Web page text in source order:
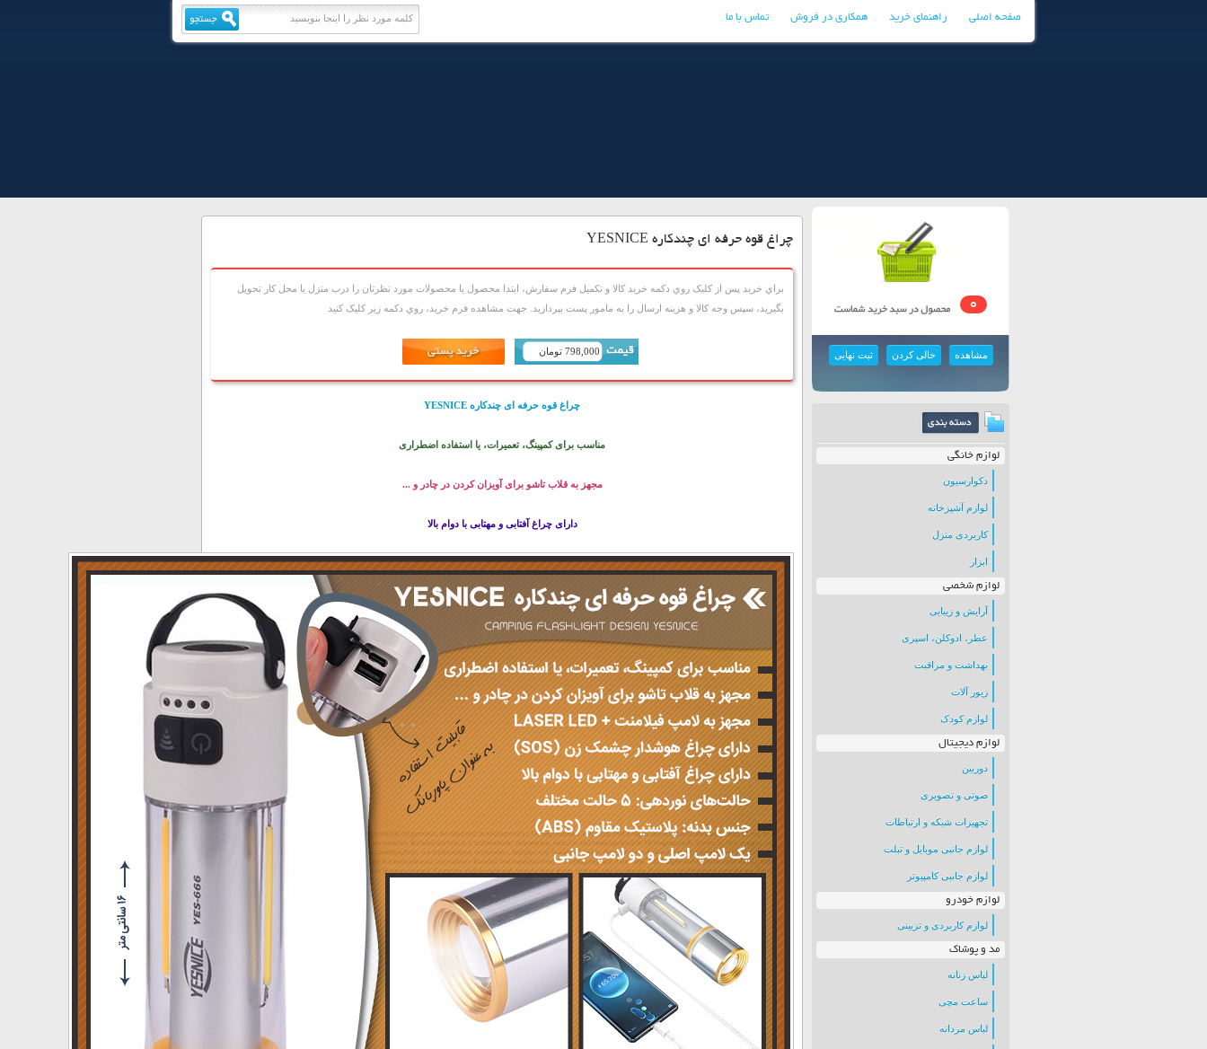
صفحه اصلی راهنمای خرید همکاری در فروش تماس با ما
0
مشاهده خالی کردن ثبت نهایی
لوازم خانگی
دکوارسیون
لوازم آشپزخانه
کاربردی منزل
ابزار
لوازم شخصی
آرایش و زیبایی
عطر، ادوکلن، اسپری
بهداشت و مراقبت
زیور آلات
لوازم کودک
لوازم دیجیتال
دوربین
صوتی و تصویری
تجهیزات شبکه و ارتباطات
لوازم جانبی موبایل و تبلت
لوازم جانبی کامپیوتر
لوازم خودرو
لوازم کاربردی و تزیینی
مد و پوشاک
لباس زنانه
ساعت مچی
لباس مردانه
چراغ قوه حرفه ای چندکاره YESNICE
براي خريد پس از کليک روي دکمه خريد کالا و تکميل فرم سفارش، ابتدا محصول يا محصولات مورد نظرتان را درب منزل يا محل کار تحويل
بگيريد، سپس وجه کالا و هزينه ارسال را به مامور پست بپردازيد. جهت مشاهده فرم خريد، روي دکمه زير کليک کنيد
798,000 تومان
چراغ قوه حرفه ای چندکاره YESNICE
مناسب برای کمپینگ، تعمیرات، یا استفاده اضطراری
مجهز به قلاب تاشو برای آویزان کردن در چادر و ...
دارای چراغ آفتابی و مهتابی با دوام بالا